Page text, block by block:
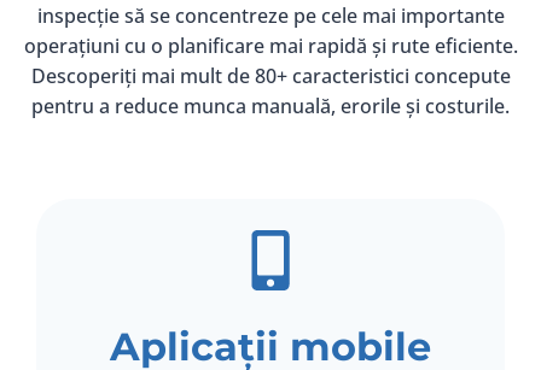
inspecție să se concentreze pe cele mai importante
operațiuni cu o planificare mai rapidă și rute eficiente.
Descoperiți mai mult de 80+ caracteristici concepute
pentru a reduce munca manuală, erorile și costurile.
Aplicații mobile